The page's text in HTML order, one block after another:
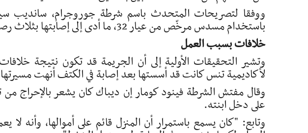
ووفقا لتصريحات المتحدث باسم شرطة جوروجرام، سانديب
باستخدام مسدس مرخّص من عيار 32، ما أدى إلى إصابتها بثلاث رصاصات من أصل خمس.
خلافات بسبب العمل
وتشير التحقيقات الأولية إلى أن الجريمة قد تكون نتيجة خلافات
لأكاديمية تنس كانت قد أسستها بعد إصابة في الكتف أنهت مسيرتها
وقال مفتش الشرطة فينود كومار إن ديباك كان يشعر بالإحراج من
على دخل ابنته.
وتابع: "كان يسمع باستمرار أن المنزل قائم على أموالها، وأنه لا